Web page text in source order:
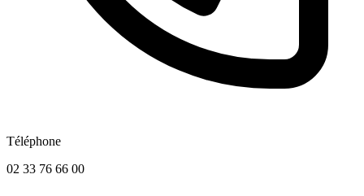
Téléphone
02 33 76 66 00